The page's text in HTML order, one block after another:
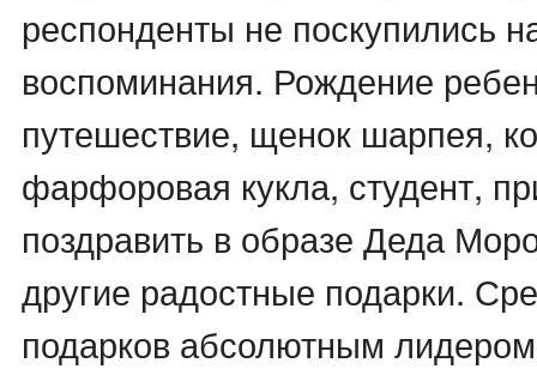
респонденты не поскупились
воспоминания. Рождение
путешествие, щенок шарпея,
фарфоровая кукла, студент,
поздравить в образе Деда
другие радостные подарки.
подарков абсолютным